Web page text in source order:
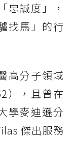
忠誠度」，
找馬」的行
高分子領域
），且曾在
學麥迪遜分
傑出服務